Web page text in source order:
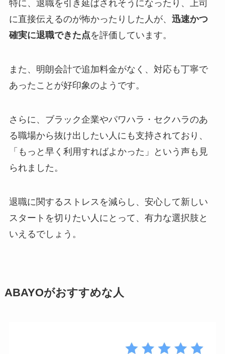
特に、退職を引き延ばされそうになったり、上司
に直接伝えるのが怖かったりした人が、 迅速かつ
確実に退職できた点を評価しています。
また、明朗会計で追加料金がなく、対応も丁寧で
あったことが好印象のようです。
さらに、ブラック企業やパワハラ・セクハラのあ
る職場から抜け出したい人にも支持されており、
「もっと早く利用すればよかった」という声も見
られました。
退職に関するストレスを減らし、安心して新しい
スタートを切りたい人にとって、有力な選択肢と
いえるでしょう。
ABAYOがおすすめな人